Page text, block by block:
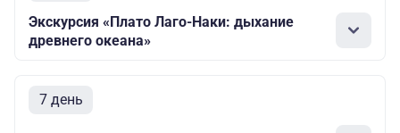
Экскурсия «Плато Лаго-Наки: дыхание
древнего океана»
7 день